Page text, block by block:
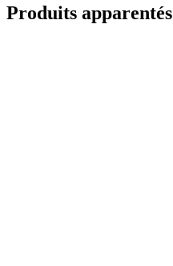
Produits apparentés